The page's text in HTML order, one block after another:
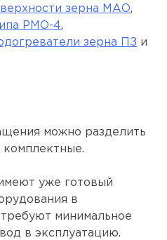
зерна МАО,
РМО-4,
зерна ПЗ и
можно разделить
комплектные.
уже готовый
в
минимальное
в эксплуатацию.